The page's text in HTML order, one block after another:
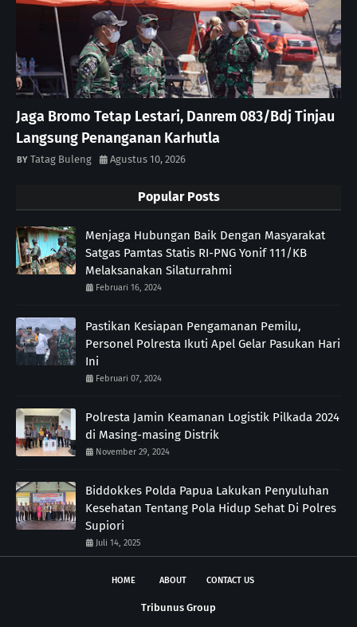
Jaga Bromo Tetap Lestari, Danrem 083/Bdj Tinjau
Langsung Penanganan Karhutla
Tatag Buleng Agustus 10, 2026
Popular Posts
Menjaga Hubungan Baik Dengan Masyarakat
Satgas Pamtas Statis RI-PNG Yonif 111/KB
Melaksanakan Silaturrahmi
Februari 16, 2024
Pastikan Kesiapan Pengamanan Pemilu,
Personel Polresta Ikuti Apel Gelar Pasukan Hari
Ini
Februari 07, 2024
Polresta Jamin Keamanan Logistik Pilkada 2024
di Masing-masing Distrik
November 29, 2024
Biddokkes Polda Papua Lakukan Penyuluhan
Kesehatan Tentang Pola Hidup Sehat Di Polres
Supiori
Juli 14, 2025
HOME ABOUT CONTACT US
Tribunus Group